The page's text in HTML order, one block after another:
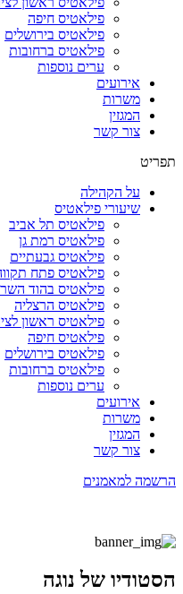
פילאטיס חיפה
פילאטיס בירושלים
פילאטיס ברחובות
ערים נוספות
אירועים
משרות
המגזין
צור קשר
תפריט
על הקהילה
שיעורי פילאטיס
פילאטיס תל אביב
פילאטיס רמת גן
פילאטיס גבעתיים
פילאטיס פתח
פילאטיס בהוד
פילאטיס הרצליה
פילאטיס ראשון
פילאטיס חיפה
פילאטיס בירושלים
פילאטיס ברחובות
ערים נוספות
אירועים
משרות
המגזין
צור קשר
הרשמה למאמנים
הסטודיו של נוגה